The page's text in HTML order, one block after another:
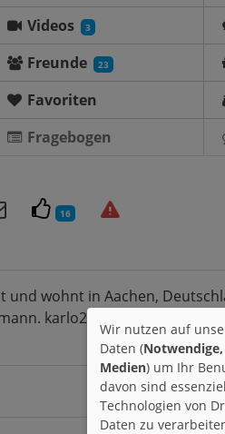
Videos 3
Freunde
23
Favoriten
Fragebogen
16
und wohnt in Aachen,
karlo2302 spricht
Wir nutzen auf
Daten (
Medien) um Ihr
davon sind
Technologien von
Daten zu